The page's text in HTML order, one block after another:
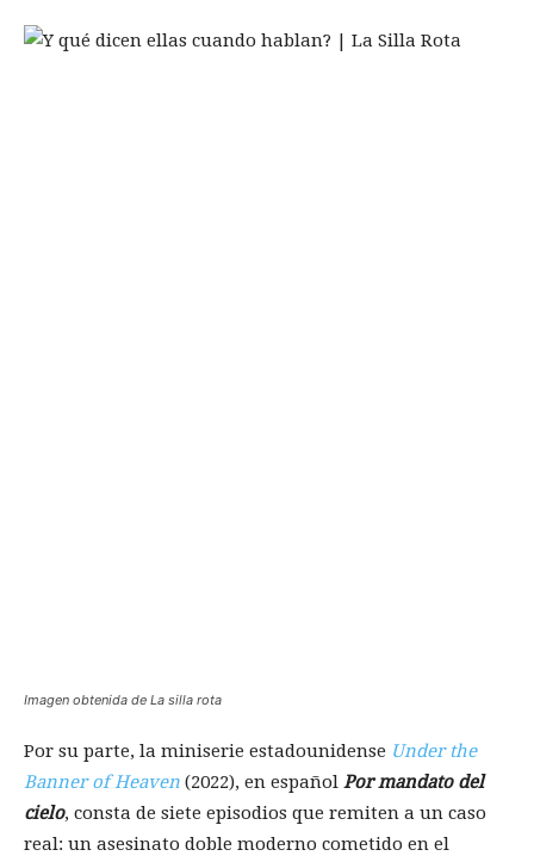
Imagen obtenida de La silla rota
Por su parte, la miniserie estadounidense Under the
Banner of Heaven (2022), en español Por mandato del
cielo, consta de siete episodios que remiten a un caso
real: un asesinato doble moderno cometido en el